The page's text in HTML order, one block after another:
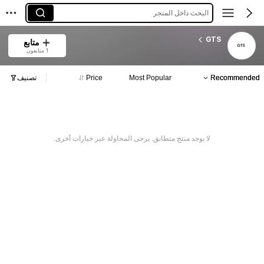
البحث داخل المتجر
GTS متابع
1 متابعون
Recommended
Most Popular
Price تصنيف
لا يوجد منتج متطابق. يرجى المحاولة عبر خيارات أخرى.